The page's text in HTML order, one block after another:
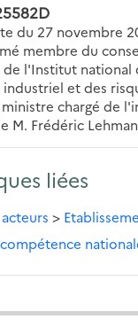
du 27 novembre
membre du
l'Institut national
et des
chargé de
M. Frédéric
liées
>